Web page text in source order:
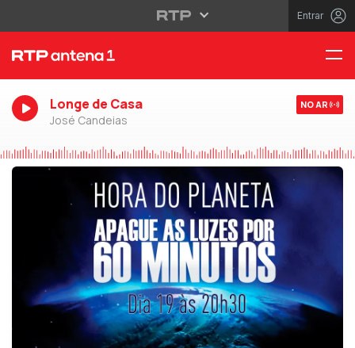
Entrar
Longe de Casa
José Candeias
NO AR